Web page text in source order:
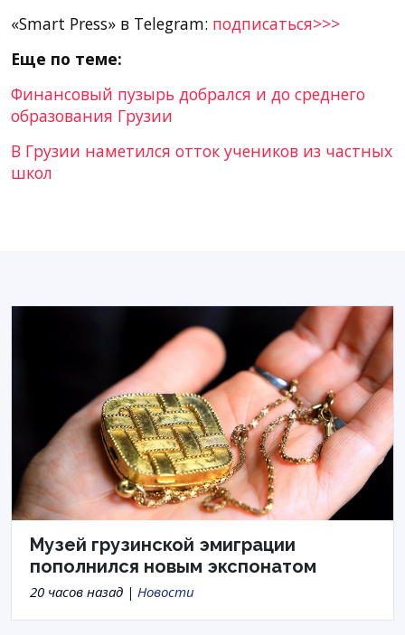
«Smart Press» в Telegram: подписаться>>>
Еще по теме:
Финансовый пузырь добрался и до среднего
образования Грузии
В Грузии наметился отток учеников из частных
школ
Музей грузинской эмиграции
пополнился новым экспонатом
20 часов назад | Новости